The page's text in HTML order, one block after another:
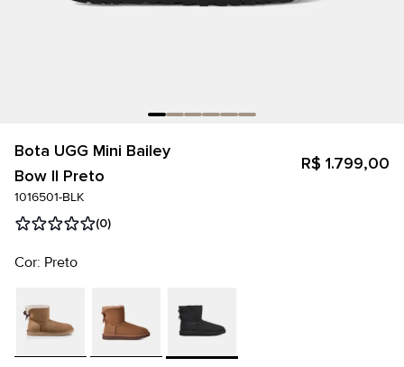
Bota UGG Mini Bailey
Bow II Preto
R$ 1.799,00
1016501-BLK
(0)
Cor: Preto